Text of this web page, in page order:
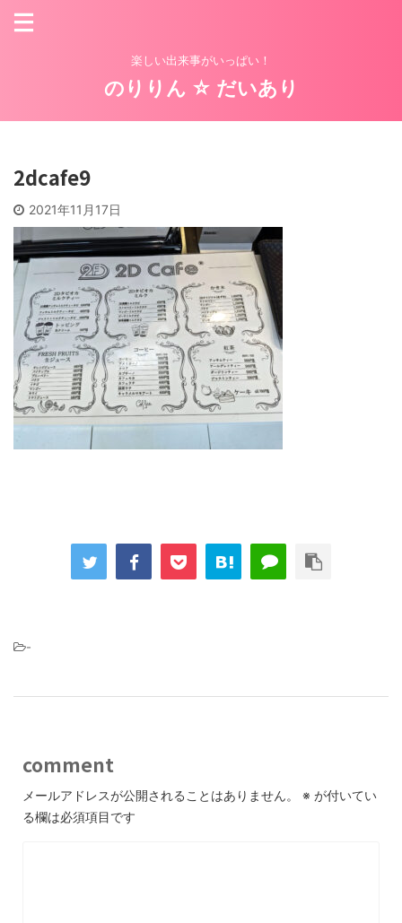
楽しい出来事がいっぱい！
のりりん ☆ だいあり
2dcafe9
2021年11月17日
-
comment
メールアドレスが公開されることはありません。 ※ が付いてい
る欄は必須項目です